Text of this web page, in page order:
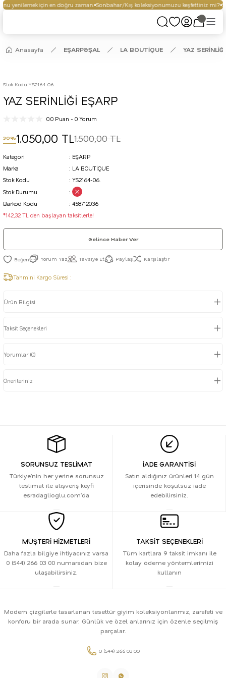
yenilemek için en doğru zaman. Sonbahar/Kış koleksiyonumuzu keşfettiniz mi?
Anasayfa EŞARP&ŞAL LA BOUTİQUE YAZ
Stok Kodu:YS2164-06.
YAZ SERİNLİĞİ EŞARP
0.0 Puan - 0 Yorum
30%1.050,00 TL1.500,00 TL
Kategori
EŞARP
Marka
LA BOUTİQUE
Stok Kodu
YS2164-06.
Stok Durumu
Barkod Kodu
458712036
*142,32 TL den başlayan taksitlerle!
Gelince Haber Ver
Yorum Yaz Tavsiye Et Paylaş Karşılaştır
Tahmini Kargo Süresi :
Ürün Bilgisi
Taksit Seçenekleri
Yorumlar (0)
Önerileriniz
SORUNSUZ TESLİMAT
Türkiye’nin her yerine sorunsuz
teslimat ile alışveriş keyfi
esradaglioglu.com’da
İADE GARANTİSİ
Satın aldığınız ürünleri 14 gün
içerisinde koşulsuz iade
edebilirsiniz.
MÜŞTERİ HİZMETLERİ
Daha fazla bilgiye ihtiyacınız varsa
0 (544) 266 03 00 numaradan bize
ulaşabilirsiniz.
TAKSİT SEÇENEKLERİ
Tüm kartlara 9 taksit imkanı ile
kolay ödeme yöntemlerimizi
kullanın
Modern çizgilerle tasarlanan tesettür giyim koleksiyonlarımız, zarafeti ve
konforu bir arada sunar. Günlük ve özel anlarınız için özenle seçilmiş
parçalar.
0 (544) 266 03 00